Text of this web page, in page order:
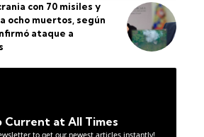
con 70 misiles y
ocho muertos, según
ataque a
Current at All Times
to get our newest articles instantly!